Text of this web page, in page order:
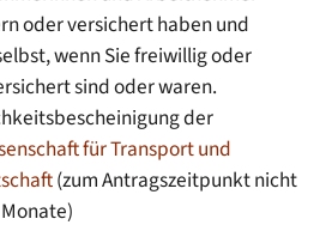
oder versichert haben und
wenn Sie freiwillig oder
sind oder waren.
der
für Transport und
(zum Antragszeitpunkt nicht